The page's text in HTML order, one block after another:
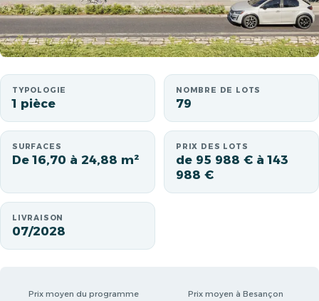
TYPOLOGIE
1 pièce
NOMBRE DE LOTS
79
SURFACES
De 16,70 à 24,88 m²
PRIX DES LOTS
de 95 988 € à 143
988 €
LIVRAISON
07/2028
Prix moyen du programme Prix moyen à Besançon